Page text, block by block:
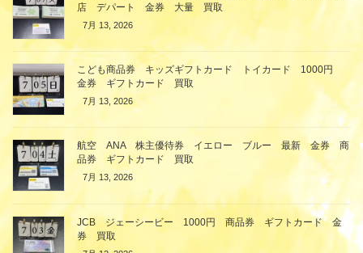
店 デパート 金券 大量 買取
7月 13, 2026
こども商品券 キッズギフトカード トイカード 1000円
金券 ギフトカード 買取
7月 13, 2026
航空 ANA 株主優待券 イエロー ブルー 最新 金券 商
品券 ギフトカード 買取
7月 13, 2026
JCB ジェーシービー 1000円 商品券 ギフトカード 金
券 買取